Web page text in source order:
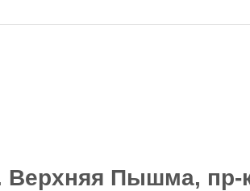
Верхняя Пышма, пр-